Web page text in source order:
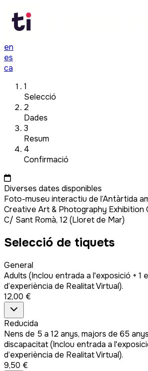
en
es
ca
1
Selecció
2
Dades
3
Resum
4
Confirmació
Diverses dates disponibles
Foto-museu interactiu de l’Antàrtida
Creative Art & Photography Exhibition
C/ Sant Romà, 12 (Lloret de Mar)
Selecció de tiquets
General
Adults (Inclou entrada a l'exposició + 1
d’experiència de Realitat Virtual).
12,00 €
Reducida
Nens de 5 a 12 anys, majors de 65
discapacitat (Inclou entrada a
d’experiència de Realitat Virtual).
9,50 €